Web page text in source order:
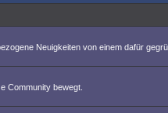
Neuigkeiten von einem dafür
Community bewegt.